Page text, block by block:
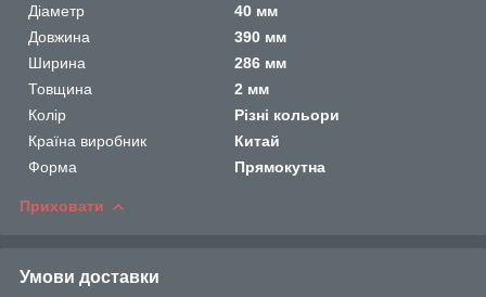
Діаметр
40 мм
Довжина
390 мм
Ширина
286 мм
Товщина
2 мм
Колір
Різні кольори
Країна виробник
Китай
Форма
Прямокутна
Приховати
Умови доставки